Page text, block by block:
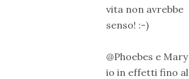
vita non avrebbe
senso! :-)
@Phoebes e Mary
io in effetti fino al